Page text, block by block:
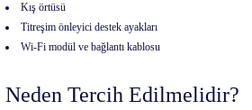
Kış örtüsü
Titreşim önleyici destek ayakları
Wi-Fi modül ve bağlantı kablosu
Neden Tercih Edilmelidir?